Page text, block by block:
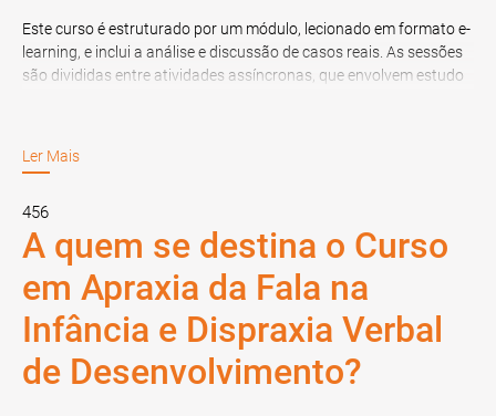
Este curso é estruturado por um módulo, lecionado em formato e-
learning, e inclui a análise e discussão de casos reais. As sessões
são divididas entre atividades assíncronas, que envolvem estudo
Infância
Durante este Curso em Apraxia da Fala na Infância e Dispraxia
Verbal de Desenvolvimento, aprofunde conhecimentos sobre
DVD/AFI, desde os conceitos e terminologia até aos principais
sistemas de classificação das Perturbações dos Sons da Fala.
Aprenda a realizar o diagnóstico diferencial e a aplicar
Ler Mais
456
A quem se destina o Curso
em Apraxia da Fala na
Infância e Dispraxia Verbal
de Desenvolvimento?